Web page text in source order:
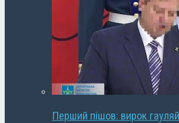
Перший пішов: вирок